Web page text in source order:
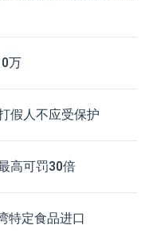
万
假人不应受保护
高可罚30倍
特定食品进口